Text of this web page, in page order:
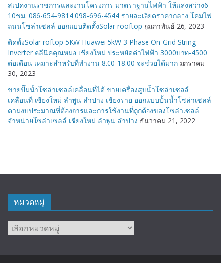
สเปคงานราชการและงานโครงการ มาตราฐานไฟฟ้า ให้แสงสว่าง6-
10ชม. 086-654-9814 098-696-4544 รายละเอียดราคากลาง โคมไฟ
ถนนโซล่าเซลล์ ออกแบบติดตั้งSolar rooftop กุมภาพันธ์ 26, 2023
ติดตั้งSolar roftop 5KW Huawei 5kW 3 Phase On-Grid String
Inverter คลีนิคคุณหมอ เชียงใหม่ ประหยัดค่าไฟฟ้า 3000บาท-4500
ต่อเดือน เหมาะสำหรับที่ทำงาน 8.00-18.00 จะช่วยได้มาก มกราคม
30, 2023
ขายปั๊มน้ำโซล่าเซลล์เคลื่อนที่ได้ ขายเครื่องสูบน้ำโซล่าเซลล์
เคลื่อนที่ เชียงใหม่ ลำพูน ลำปาง เชียงราย ออกแบบปั้นน้ำโซล่าเซลล์
ตามงบประมาณที่ต้องการและการใช้งานที่ถูกต้องของโซล่าเซลล์
จำหน่ายโซล่าเซลล์ เชียงใหม่ ลำพูน ลำปาง ธันวาคม 21, 2022
หมวดหมู่
หมวด
หมู่